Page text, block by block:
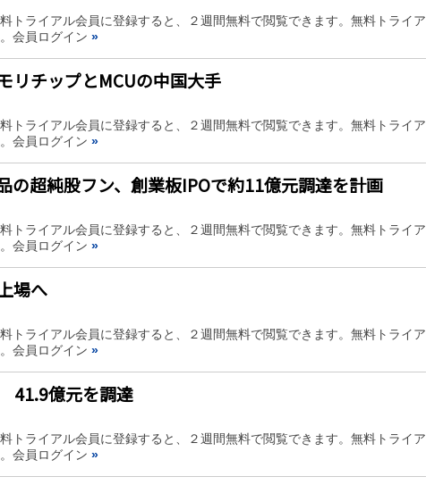
トライアル会員に登録すると、２週間無料で閲覧できます。無料トライア
会員ログイン »
リチップとMCUの中国大手
トライアル会員に登録すると、２週間無料で閲覧できます。無料トライア
会員ログイン »
の超純股フン、創業板IPOで約11億元調達を計画
トライアル会員に登録すると、２週間無料で閲覧できます。無料トライア
会員ログイン »
場へ
トライアル会員に登録すると、２週間無料で閲覧できます。無料トライア
会員ログイン »
41.9億元を調達
トライアル会員に登録すると、２週間無料で閲覧できます。無料トライア
会員ログイン »